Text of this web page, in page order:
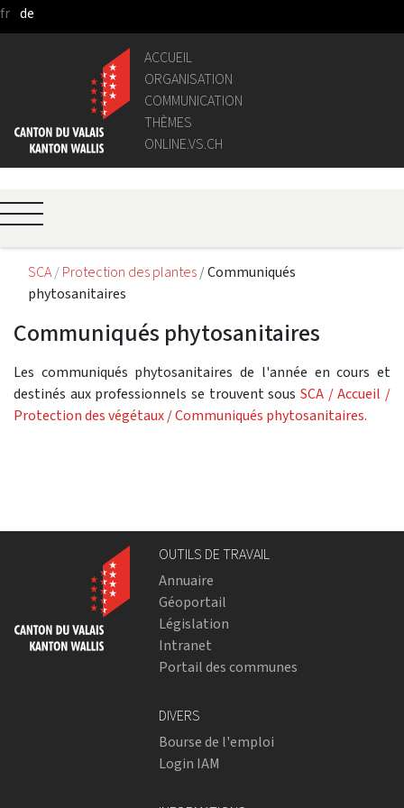
Saut au contenu principal
fr de
ACCUEIL
ORGANISATION
COMMUNICATION
THÈMES
ONLINE.VS.CH
SCA Protection des plantes Communiqués
phytosanitaires
Communiqués phytosanitaires
Les communiqués phytosanitaires de l'année en cours et
destinés aux professionnels se trouvent sous SCA / Accueil /
Protection des végétaux / Communiqués phytosanitaires.
OUTILS DE TRAVAIL
Annuaire
Géoportail
Législation
Intranet
Portail des communes
DIVERS
Bourse de l'emploi
Login IAM